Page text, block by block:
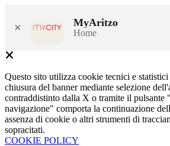
× MyAritzo
Home
Questo sito utilizza cookie tecnici e
chiusura del banner mediante selezione
contraddistinto dalla X o tramite il pulsante
navigazione" comporta la continuazione
assenza di cookie o altri strumenti di
sopracitati.
COOKIE POLICY